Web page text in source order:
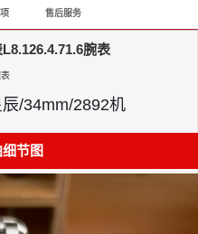
售后服务
腕表
/34mm/2892机
节图